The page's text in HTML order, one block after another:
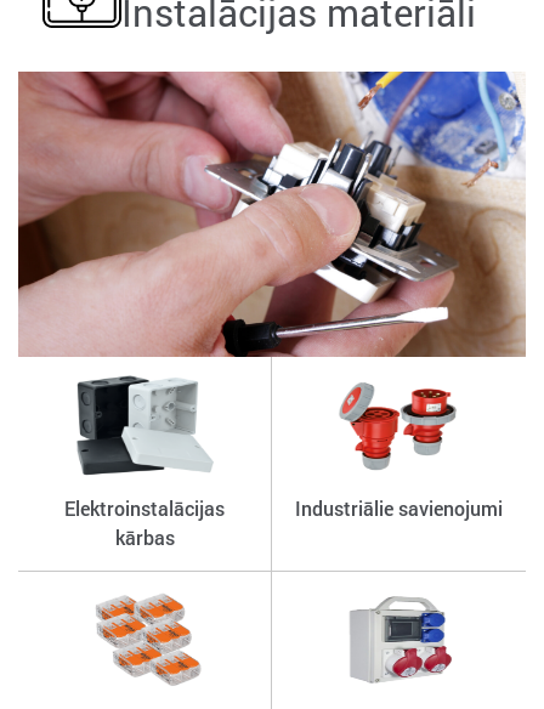
Instalācijas materiāli
Elektroinstalācijas
kārbas
Industriālie savienojumi